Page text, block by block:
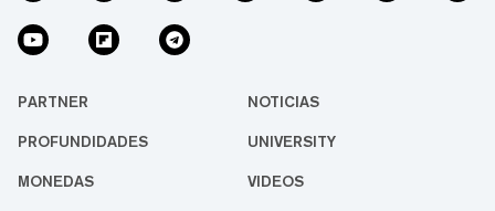
PARTNER NOTICIAS
PROFUNDIDADES UNIVERSITY
MONEDAS VIDEOS